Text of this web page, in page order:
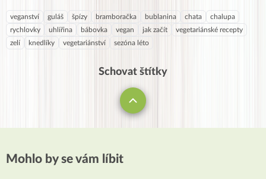
veganství guláš špízy bramboračka bublanina chata
chalupa
rychlovky
uhlířina bábovka vegan jak začít
vegetariánské recepty
zelí
knedlíky vegetariánství sezóna léto
Schovat štítky
Mohlo by se vám líbit